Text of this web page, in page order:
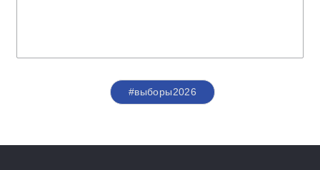
#выборы2026